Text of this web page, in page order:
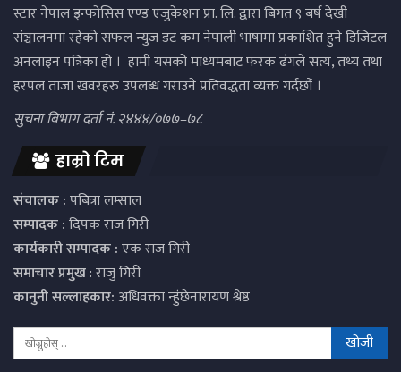
स्टार नेपाल इन्फोसिस एण्ड एजुकेशन प्रा. लि. द्वारा बिगत ९ बर्ष देखी
संञ्चालनमा रहेको सफल न्युज डट कम नेपाली भाषामा प्रकाशित हुने डिजिटल
अनलाइन पत्रिका हो । हामी यसको माध्यमबाट फरक ढंगले सत्य, तथ्य तथा
हरपल ताजा खवरहरु उपलब्ध गराउने प्रतिवद्धता व्यक्त गर्दछौं ।
सुचना बिभाग दर्ता नं. २४४४/०७७–७८
हाम्रो टिम
संचालक :पबित्रा लम्साल
सम्पादक :दिपक राज गिरी
कार्यकारी सम्पादक :एक राज गिरी
समाचार प्रमुख: राजु गिरी
कानुनी सल्लाहकार:अधिवक्ता न्हुंछेनारायण श्रेष्ठ